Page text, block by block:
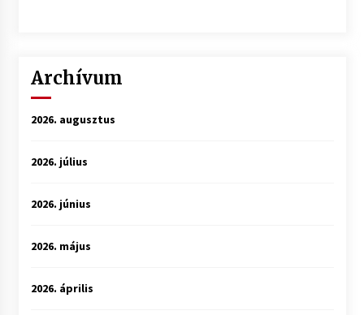
Archívum
2026. augusztus
2026. július
2026. június
2026. május
2026. április